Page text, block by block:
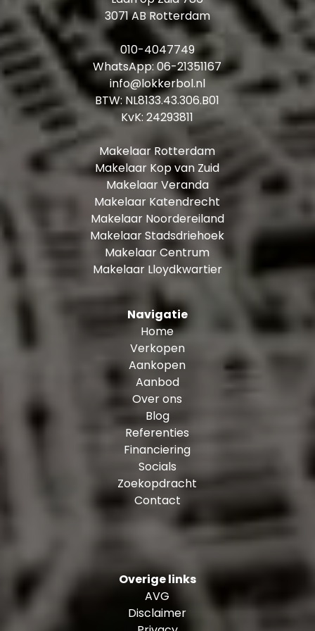
toilet en radiator
Vliering/bergzolder via vlizotrap: ± 10 m²
Kenmerken en bijzonderheden:
Bouwjaar: 2005
Woonoppervlakte: ± 178 m²
Dakterras: ± 54 m²
Eigen grond
VvE bijdrage woning, berging en parkeerplaats
2026: ± € 323,- per maand
Verwarming en warm water: stadsverwarming
Energielabel: A
Parkeerplaats: direct achter de woning gelegen
in de afgesloten en overdekte parkeergarage
Toegang tot de gezamenlijke binnentuin
Oplevering: in overleg, begin september 2026
Persoonlijke noot verkoper:
Toen we hier voor het eerst kwamen, merkten
we het direct: alles ademt ruimte aan dit huis,
dus hier willen we heen. Nu, vijf jaar later, bleek
dat een gouden greep. De autovrije kade waar
onze dochter leerde fietsen en waar wij ’s
avonds zitten. De vele schepen in de
Spoorweghaven (waar we in de zomer ook
zwemmen). Het uitzicht op de De Hef en de
imposante wolkenpartijen dat nooit verveelt.
Luieren en tuinieren op het dakterras met het
gemeenschappelijke plein daarachter. De op
wel honderd manieren in te delen woonkamer.
De slaapkamers, die even rustig als ruimtelijk
zijn. En de ontelbare wandelingen langs de
hopen dat iemand anders hier net zoveel van
gaat genieten.
3071 AB Rotterdam
010-4047749
WhatsApp:06-21351167
info@lokkerbol.nl
BTW: NL8133.43.306.B01
KvK: 24293811
Makelaar Rotterdam
Makelaar Kop van Zuid
Makelaar Veranda
Makelaar Katendrecht
Makelaar Noordereiland
Makelaar Stadsdriehoek
Makelaar Centrum
Makelaar Lloydkwartier
Navigatie
Home
Verkopen
Aankopen
Aanbod
Over ons
Blog
Referenties
Financiering
Socials
Zoekopdracht
Contact
Overige links
AVG
Disclaimer